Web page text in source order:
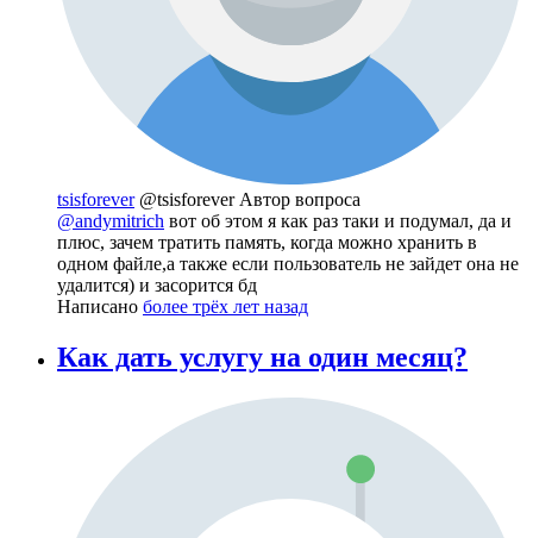
tsisforever @tsisforever Автор вопроса
@andymitrich вот об этом я как раз таки и подумал, да и
плюс, зачем тратить память, когда можно хранить в
одном файле,а также если пользователь не зайдет она не
удалится) и засорится бд
Написано более трёх лет назад
Как дать услугу на один месяц?